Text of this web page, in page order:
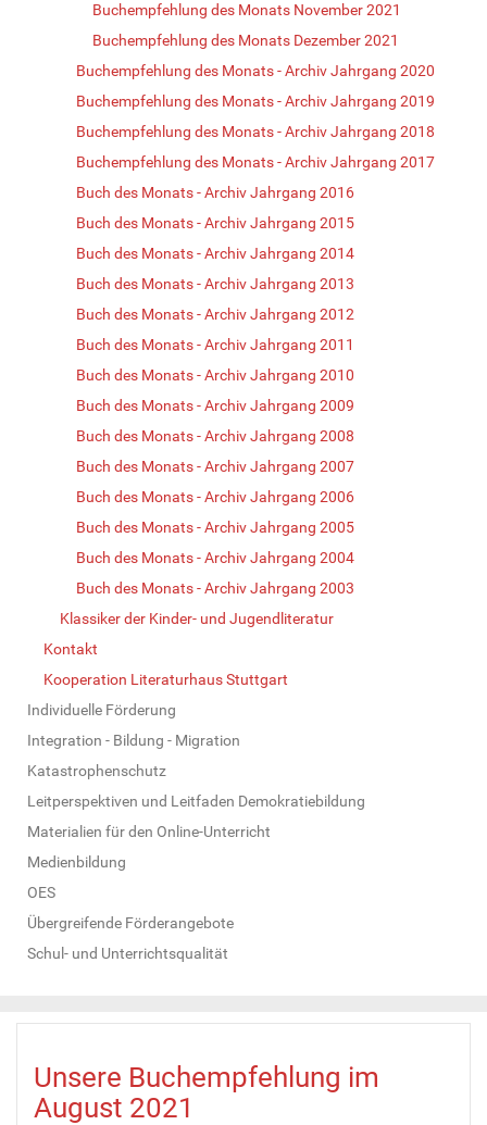
Buchempfehlung des Monats November 2021
Buchempfehlung des Monats Dezember 2021
Buchempfehlung des Monats - Archiv Jahrgang 2020
Buchempfehlung des Monats - Archiv Jahrgang 2019
Buchempfehlung des Monats - Archiv Jahrgang 2018
Buchempfehlung des Monats - Archiv Jahrgang 2017
Buch des Monats - Archiv Jahrgang 2016
Buch des Monats - Archiv Jahrgang 2015
Buch des Monats - Archiv Jahrgang 2014
Buch des Monats - Archiv Jahrgang 2013
Buch des Monats - Archiv Jahrgang 2012
Buch des Monats - Archiv Jahrgang 2011
Buch des Monats - Archiv Jahrgang 2010
Buch des Monats - Archiv Jahrgang 2009
Buch des Monats - Archiv Jahrgang 2008
Buch des Monats - Archiv Jahrgang 2007
Buch des Monats - Archiv Jahrgang 2006
Buch des Monats - Archiv Jahrgang 2005
Buch des Monats - Archiv Jahrgang 2004
Buch des Monats - Archiv Jahrgang 2003
Klassiker der Kinder- und Jugendliteratur
Kontakt
Kooperation Literaturhaus Stuttgart
Individuelle Förderung
Integration - Bildung - Migration
Katastrophenschutz
Leitperspektiven und Leitfaden Demokratiebildung
Materialien für den Online-Unterricht
Medienbildung
OES
Übergreifende Förderangebote
Schul- und Unterrichtsqualität
Unsere Buchempfehlung im
August 2021